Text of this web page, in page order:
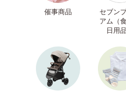
催事商品
セブン
アム（
日用品